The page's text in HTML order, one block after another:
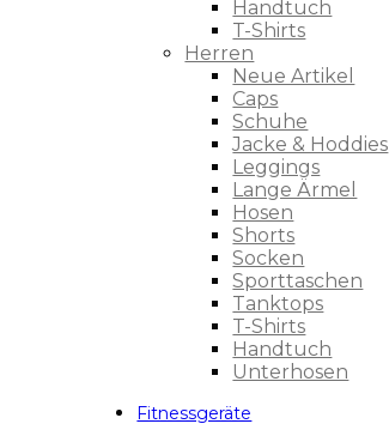
Handtuch
T-Shirts
Herren
Neue Artikel
Caps
Schuhe
Jacke & Hoddies
Leggings
Lange Ärmel
Hosen
Shorts
Socken
Sporttaschen
Tanktops
T-Shirts
Handtuch
Unterhosen
Fitnessgeräte